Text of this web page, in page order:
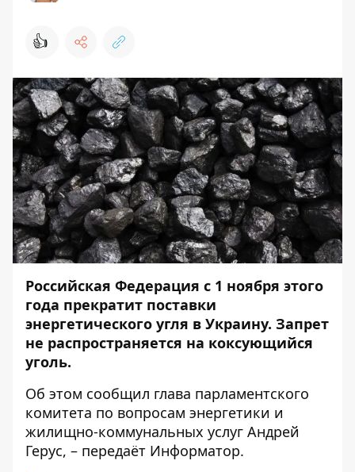
👍
Российская Федерация с 1 ноября этого
года прекратит поставки
энергетического угля в Украину. Запрет
не распространяется на коксующийся
уголь.
Об этом сообщил глава парламентского
комитета по вопросам энергетики и
жилищно-коммунальных услуг Андрей
Герус, – передаёт Информатор.